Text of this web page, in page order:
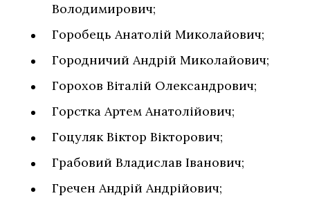
Володимирович;
Горобець Анатолій Миколайович;
Городничий Андрій Миколайович;
Горохов Віталій Олександрович;
Горстка Артем Анатолійович;
Гоцуляк Віктор Вікторович;
Грабовий Владислав Іванович;
Гречен Андрій Андрійович;